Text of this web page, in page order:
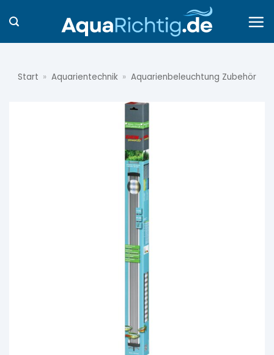
Inhalt
springen
Start » Aquarientechnik » Aquarienbeleuchtung Zubehör